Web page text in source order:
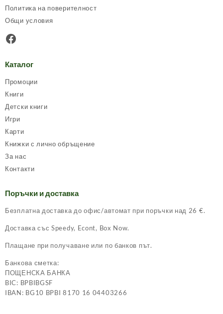
Политика на поверителност
Общи условия
Facebook
Каталог
Промоции
Книги
Детски книги
Игри
Карти
Книжки с лично обръщение
За нас
Контакти
Поръчки и доставка
Безплатна доставка до офис/автомат при поръчки над 26 €.
Доставка със Speedy, Econt, Box Now.
Плащане при получаване или по банков път.
Банкова сметка:
ПОЩЕНСКА БАНКА
BIC: BPBIBGSF
IBAN: BG10 BPBI 8170 16 04403266